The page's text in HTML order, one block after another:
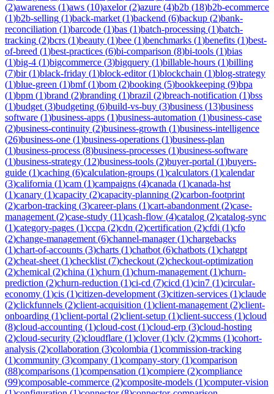
(2)awareness (1)aws (10)axelor(2)azure (4)b2b (18)b2b-ecommerce
(1)b2b-selling (1)back-market (1)backend (6)backup (2)bank-
reconciliation (1)barcode (1)bas (1)batch-processing (1)batch-
tracking (2)bcrs (1)beauty (1)bee (1)benchmarks (1)benefits (1)best-
of-breed (1)best-practices (6)bi-comparison (8)bi-tools (1)bias
(1)big-4 (1)bigcommerce (3)bigquery (1)billable-hours (1)billing
(7)bir(1)black-friday (1)block-editor(1)blockchain (1)blog-strategy
(1)blue-green (1)bmf(1)bom (2)booking (5)bookkeeping (9)bpa
(1)bpm (1)brand (2)branding (1)brazil (2)breach-notification (1)bss
(1)budget (3)budgeting (6)build-vs-buy (3)business (13)business
software (1)business-apps (1)business-automation (1)business-case
(2)business-continuity (2)business-growth (1)business-intelligence
(26)business-one (1)business-operations (1)business-plan
(1)business-process (8)business-processes (1)business-software
(1)business-strategy (12)business-tools (2)buyer-portal (1)buyers-
guide (1)caching (6)calculation-groups (1)calculators (1)calendar
(3)california (1)cam (1)campaigns (4)canada (1)canada-hst
(1)canary (1)capacity (2)capacity-planning (2)carbon-footprint
(2)carbon-tracking (3)career-plans (1)cart-abandonment (2)case-
management (2)case-study (11)cash-flow (4)catalog (2)catalog-sync
(1)category-pages (1)ccpa (2)cdn (2)certification (2)cfdi (1)cfo
(2)change-management (6)channel-manager(1)chargebacks
(1)chart-of-accounts (3)charts (1)chatbot (6)chatbots (1)chatgpt
(2)cheat-sheet (1)checklist (7)checkout (2)checkout-optimization
(2)chemical (2)china (1)churn (1)churn-management (1)churn-
prediction (2)churn-reduction (1)ci-cd (7)cicd (1)cin7 (1)circular-
economy (1)cis (1)citizen-development (3)citizen-services (1)claude
(2)clickfunnels (2)client-acquisition (1)client-management (2)client-
onboarding (1)client-portal (2)client-setup (1)client-success (1)cloud
(8)cloud-accounting (1)cloud-cost (1)cloud-erp (3)cloud-hosting
(2)cloud-security (2)cloudflare (1)clover(1)clv (2)cmms (1)cohort-
analysis (2)collaboration (3)colombia (1)commission-tracking
(1)community (3)company (1)company-story (1)comparison
(88)comparisons (1)compensation (1)compiere (2)compliance
(99)composable-commerce (2)composite-models (1)computer-vision